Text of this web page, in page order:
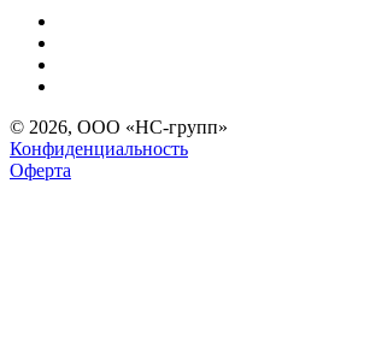
© 2026, ООО «НС-групп»
Конфиденциальность
Оферта